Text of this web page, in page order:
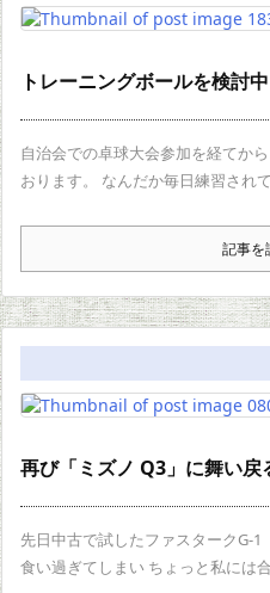
トレーニングボールを検討中
自治会での卓球大会参加を経てか
おります。 なんだか毎日練習され
記事を
再び「ミズノ Q3」に舞い戻
先日中古で試したファスタークG-
食い過ぎてしまい ちょっと私には